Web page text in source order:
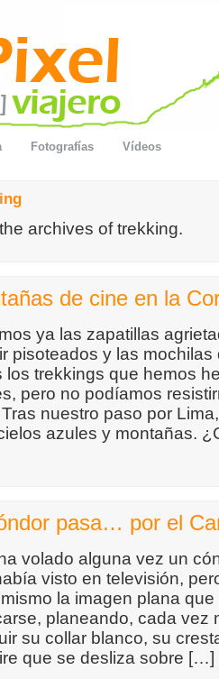
Fotografías Vídeos
archives of trekking.
de cine en la
ya las zapatillas
pisoteados y las
los trekkings que hemos
pero no podíamos
nuestro paso por
azules y montañas.
pasa… por el
volado alguna vez un
visto en televisión,
la imagen plana
planeando, cada vez
su collar blanco, su
que se desliza sobre […]